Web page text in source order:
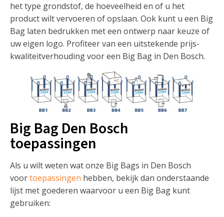
het type grondstof, de hoeveelheid en of u het
product wilt vervoeren of opslaan. Ook kunt u een Big
Bag laten bedrukken met een ontwerp naar keuze of
uw eigen logo. Profiteer van een uitstekende prijs-
kwaliteitverhouding voor een Big Bag in Den Bosch.
Big Bag Den Bosch
toepassingen
Als u wilt weten wat onze Big Bags in Den Bosch
voortoepassingen hebben, bekijk dan onderstaande
lijst met goederen waarvoor u een Big Bag kunt
gebruiken: